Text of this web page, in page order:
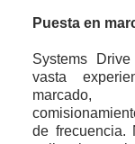
Puesta en
Systems
vasta
marcado,
de frecuencia.